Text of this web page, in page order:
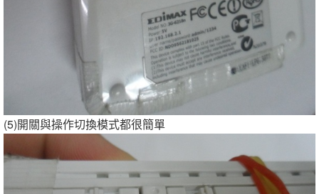
(5)開關與操作切換模式都很簡單